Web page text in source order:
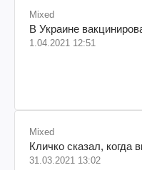
Mixed
В Украине
1.04.2021 12:51
Mixed
Кличко сказал, когда
31.03.2021 13:02